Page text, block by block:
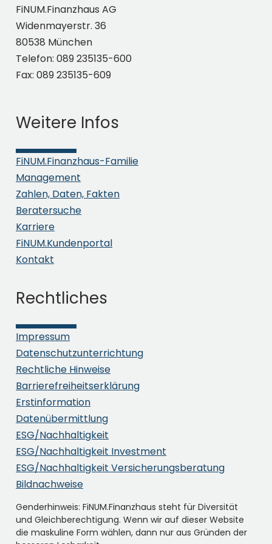
Social Media
FiNUM.Finanzhaus AG
Widenmayerstr. 36
80538 München
Telefon: 089 235135-600
Fax: 089 235135-609
Weitere Infos
FiNUM.Finanzhaus-Familie
Management
Zahlen, Daten, Fakten
Beratersuche
Karriere
FiNUM.Kundenportal
Kontakt
Rechtliches
Impressum
Datenschutzunterrichtung
Rechtliche Hinweise
Barrierefreiheitserklärung
Erstinformation
Datenübermittlung
ESG/Nachhaltigkeit
ESG/Nachhaltigkeit Investment
ESG/Nachhaltigkeit Versicherungsberatung
Bildnachweise
Genderhinweis: FiNUM.Finanzhaus steht für Diversität
und Gleichberechtigung. Wenn wir auf dieser Website
die maskuline Form wählen, dann nur aus Gründen der
Ich akzeptiere die
Datenschutzerklärung
Absenden